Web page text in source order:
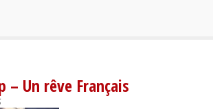
Un rêve Français